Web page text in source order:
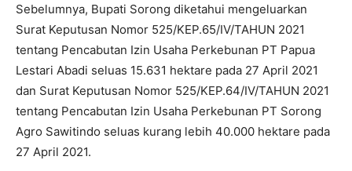
Sebelumnya, Bupati Sorong diketahui mengeluarkan
Surat Keputusan Nomor 525/KEP.65/IV/TAHUN 2021
tentang Pencabutan Izin Usaha Perkebunan PT Papua
Lestari Abadi seluas 15.631 hektare pada 27 April 2021
dan Surat Keputusan Nomor 525/KEP.64/IV/TAHUN 2021
tentang Pencabutan Izin Usaha Perkebunan PT Sorong
Agro Sawitindo seluas kurang lebih 40.000 hektare pada
27 April 2021.